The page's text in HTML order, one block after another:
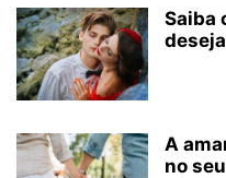
Saiba
A
no